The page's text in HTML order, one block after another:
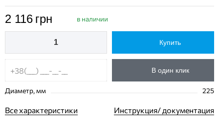
2 116 грн в наличии
Купить
В один клик
Диаметр, мм 225
Все характеристики Инструкция/ документация